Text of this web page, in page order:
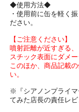
◆使用方法◆
・使用前に缶を軽く
ださい。
【ご注意ください】
噴射距離が近すぎる
スチック表面にダメ
このほか、商品記載
い。
※『シアノンプライ
てみた店長の責任レ